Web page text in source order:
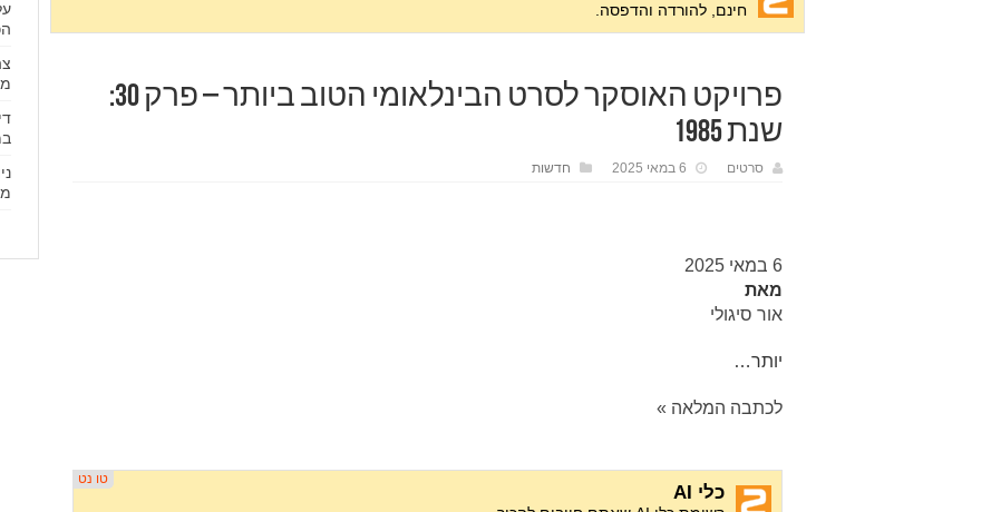
פרויקט האוסקר לסרט הבינלאומי הטוב ביותר – פרק 30:
שנת 1985
סרטים 6 במאי 2025 חדשות
6 במאי 2025
מאת
אור סיגולי
יותר…
לכתבה המלאה »